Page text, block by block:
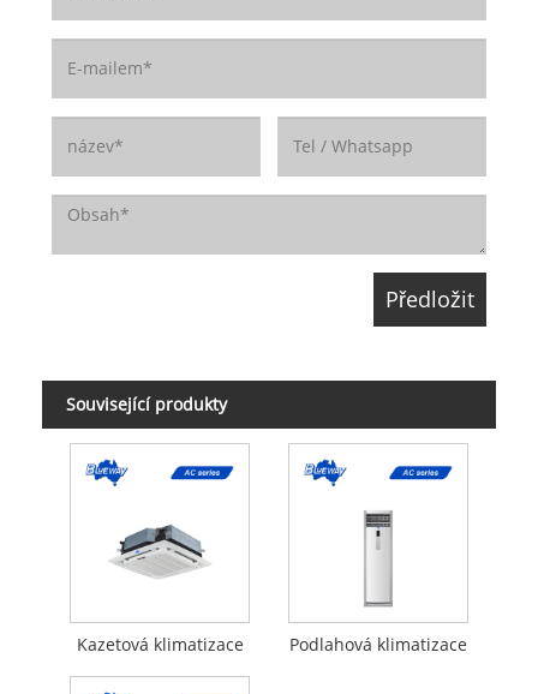
Související produkty
Kazetová klimatizace Podlahová klimatizace